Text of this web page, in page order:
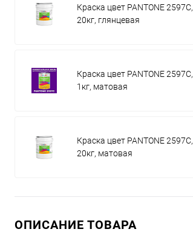
Краска цвет PANTONE 2597C,
20кг, глянцевая
Краска цвет PANTONE 2597C,
1кг, матовая
Краска цвет PANTONE 2597C,
20кг, матовая
ОПИСАНИЕ ТОВАРА